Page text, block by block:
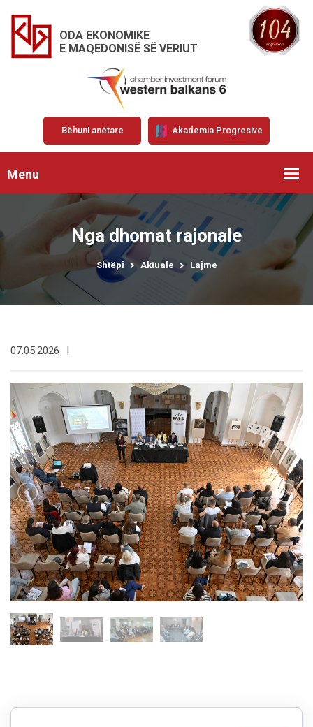
ODA EKONOMIKE
E MAQEDONISË SË VERIUT
Bëhuni anëtare Akademia Progresive
Menu
Nga dhomat rajonale
Shtëpi Aktuale Lajme
07.05.2026 |